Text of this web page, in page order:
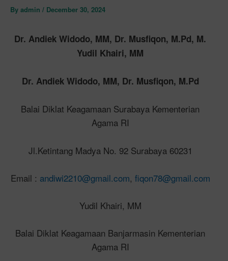
By admin / December 30, 2024
Dr. Andiek Widodo, MM, Dr. Musfiqon, M.Pd, M.
Yudil Khairi, MM
Dr. Andiek Widodo, MM, Dr. Musfiqon, M.Pd
Balai Diklat Keagamaan Surabaya Kementerian
Agama RI
Jl.Ketintang Madya No. 92 Surabaya 60231
Email : andiwi2210@gmail.com, fiqon78@gmail.com
Yudil Khairi, MM
Balai Diklat Keagamaan Banjarmasin Kementerian
Agama RI